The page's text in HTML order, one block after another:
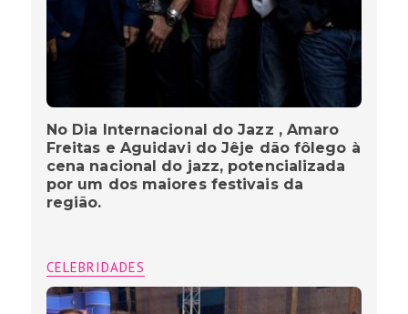
No Dia Internacional do Jazz , Amaro
Freitas e Aguidavi do Jêje dão fôlego à
cena nacional do jazz, potencializada
por um dos maiores festivais da
região.
CELEBRIDADES